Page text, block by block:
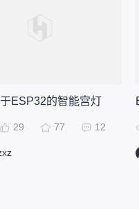
ESP32的智能宫灯
29 77 12